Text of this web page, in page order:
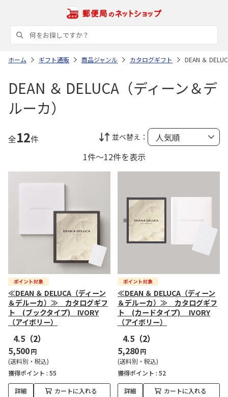
ホーム ギフト通販 商品ジャンル カタログギフト DEAN ＆
DEAN ＆ DELUCA（ディーン＆デ
ルーカ）
全12件 並べ替え：
1件～12件を表示
≪DEAN ＆ DELUCA（ディーン
＆デルーカ）≫ カタログギフ
ト (ブックタイプ) IVORY
（アイボリー）
4.5 （2）
5,500円
(送料別・税込)
獲得ポイント : 55
詳細 カートに入れる
≪DEAN ＆ DELUCA（ディーン
＆デルーカ）≫ カタログギフ
ト (カードタイプ) IVORY
（アイボリー）
4.5 （2）
5,280円
(送料別・税込)
獲得ポイント : 52
詳細 カートに入れる